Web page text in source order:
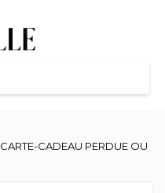
CARTE-CADEAU PERDUE OU